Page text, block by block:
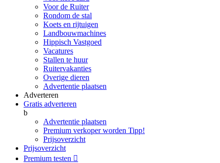
Voor de Ruiter
Rondom de stal
Koets en rijtuigen
Landbouwmachines
Hippisch Vastgoed
Vacatures
Stallen te huur
Ruitervakanties
Overige dieren
Advertentie plaatsen
Adverteren
Gratis adverteren
b
Advertentie plaatsen
Premium verkoper worden Tipp!
Prijsoverzicht
Prijsoverzicht
Premium testen 